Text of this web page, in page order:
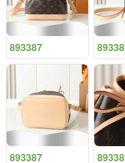
893387
893387